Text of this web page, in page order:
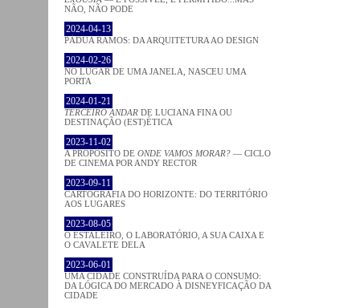
NÃO, NÃO PODE
2024-04-13
PÁDUA RAMOS: DA ARQUITETURA AO DESIGN
2024-02-26
NO LUGAR DE UMA JANELA, NASCEU UMA
PORTA
2024-01-21
TERCEIRO ANDAR DE LUCIANA FINA OU
DESTINAÇÃO (EST)ÉTICA
2023-11-02
A PROPÓSITO DE ONDE VAMOS MORAR? — CICLO
DE CINEMA POR ANDY RECTOR
2023-09-11
CARTOGRAFIA DO HORIZONTE: DO TERRITÓRIO
AOS LUGARES
2023-08-05
O ESTALEIRO, O LABORATÓRIO, A SUA CAIXA E
O CAVALETE DELA
2023-06-01
UMA CIDADE CONSTRUÍDA PARA O CONSUMO:
DA LÓGICA DO MERCADO À DISNEYFICAÇÃO DA
CIDADE